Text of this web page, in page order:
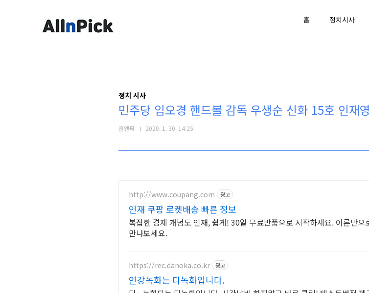
홈
정치시사
정치 시사
민주당 임오경 핸드볼 감독 우생순 신화 15호 인재
올앤픽 2020. 1. 30. 14:25
http://www.coupang.com 광고
인재 쿠팡 로켓배송 빠른 정보
복잡한 경제 개념도 인재, 쉽게! 30일 무료반품으로 시작하세요. 이론만
만나보세요.
https://rec.danoka.co.kr 광고
인강녹화는 다녹화입니다.